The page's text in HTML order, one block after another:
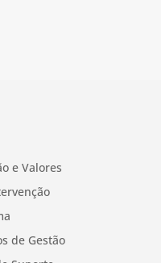
e Valores
de Gestão